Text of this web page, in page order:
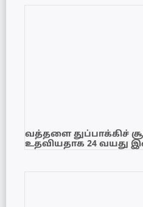
வத்தளை துப்பாக்கிச்
உதவியதாக 24 வயது